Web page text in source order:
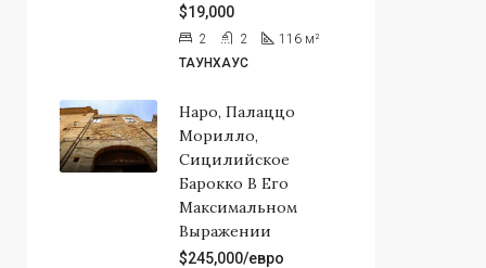
$19,000
2 2 116 м²
ТАУНХАУС
Наро, Палаццо
Морилло,
Сицилийское
Барокко В Его
Максимальном
Выражении
$245,000/евро